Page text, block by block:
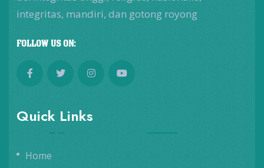
integritas, mandiri, dan gotong royong
FOLLOW US ON:
Quick Links
Home